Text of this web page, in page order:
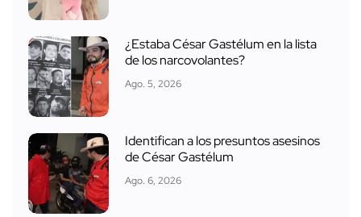
¿Estaba César Gastélum en la lista
de los narcovolantes?
Ago. 5, 2026
Identifican a los presuntos asesinos
de César Gastélum
Ago. 6, 2026